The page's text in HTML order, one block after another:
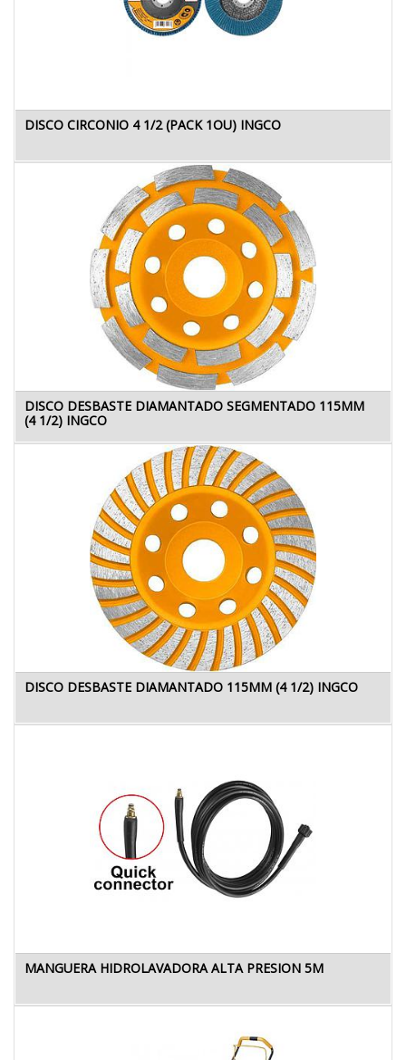
DISCO CIRCONIO 4 1/2 (PACK 1OU) INGCO
DISCO DESBASTE DIAMANTADO SEGMENTADO 115MM
(4 1/2) INGCO
DISCO DESBASTE DIAMANTADO 115MM (4 1/2) INGCO
MANGUERA HIDROLAVADORA ALTA PRESION 5M